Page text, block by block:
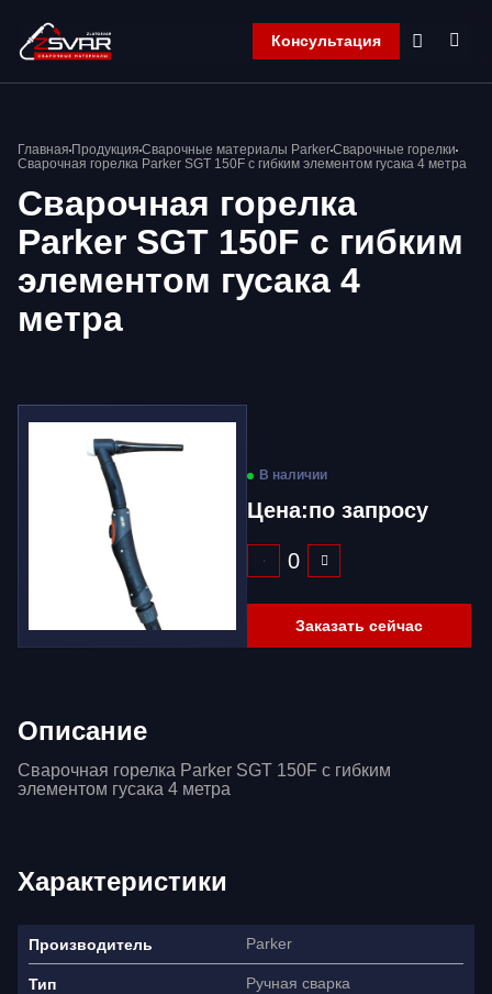
Консультация
Главная
Компания
Контакты
Корзина
Главная Продукция Сварочные материалы ParkerСварочные горелки
Сварочная горелка Parker SGT 150F с гибким элементом гусака 4 метра
Сварочная горелка
Parker SGT 150F с гибким
элементом гусака 4
метра
В наличии
Цена:по запросу
Заказать сейчас
Описание
Сварочная горелка Parker SGT 150F с гибким
элементом гусака 4 метра
Характеристики
Производитель Parker
Тип Ручная сварка